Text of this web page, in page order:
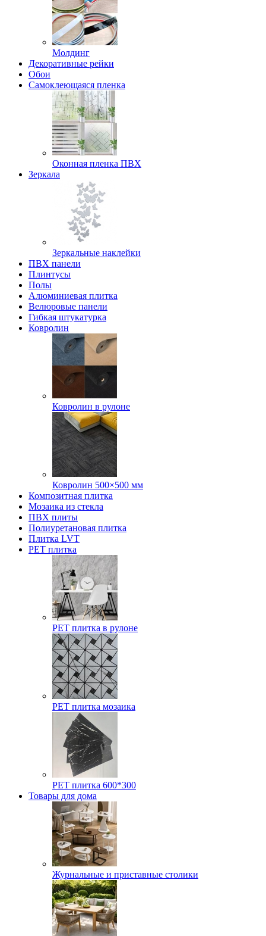
Молдинг
Декоративные рейки
Обои
Самоклеющаяся пленка
Оконная пленка ПВХ
Зеркала
Зеркальные наклейки
ПВХ панели
Плинтусы
Полы
Алюминиевая плитка
Велюровые панели
Гибкая штукатурка
Ковролин
Ковролин в рулоне
Ковролин 500×500 мм
Композитная плитка
Мозаика из стекла
ПВХ плиты
Полиуретановая плитка
Плитка LVT
РЕТ плитка
РЕТ плитка в рулоне
РЕТ плитка мозаика
РЕТ плитка 600*300
Товары для дома
Журнальные и приставные столики